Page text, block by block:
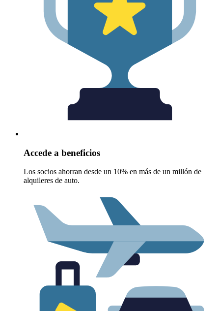
Accede a beneficios
Los socios ahorran desde un 10% en más de un millón de
alquileres de auto.